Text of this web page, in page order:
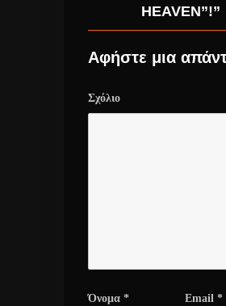
HEAVEN”!”
Αφήστε μια
Σχόλιο
Όνομα * Email *